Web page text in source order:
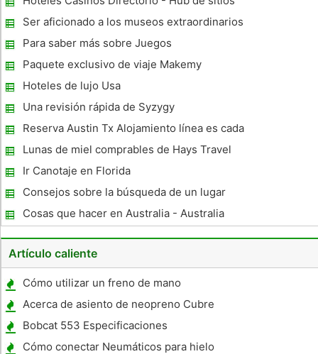
web de casino
Ser aficionado a los museos extraordinarios
en Chester.
Para saber más sobre Juegos
Paquete exclusivo de viaje Makemy
Hoteles de lujo Usa
Una revisión rápida de Syzygy
Reserva Austin Tx Alojamiento línea es cada
vez más fácil Everyday
Lunas de miel comprables de Hays Travel
Ir Canotaje en Florida
Consejos sobre la búsqueda de un lugar
para quedarse en la costa Sunshine
Cosas que hacer en Australia - Australia
Occidental
Artículo caliente
Cómo utilizar un freno de mano
Acerca de asiento de neopreno Cubre
Bobcat 553 Especificaciones
Cómo conectar Neumáticos para hielo